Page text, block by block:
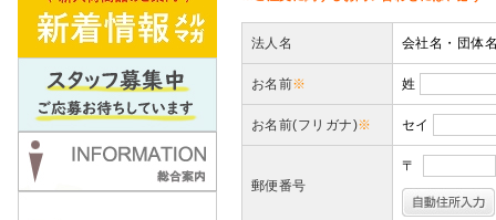
法人名 会社名・団体
お名前※ 姓
お名前(フリガナ)※ セイ
郵便番号
〒